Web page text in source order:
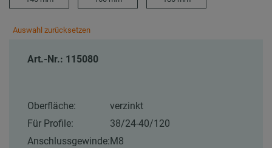
Auswahl zurücksetzen
Art.-Nr.: 115080
Oberfläche:
verzinkt
Für Profile:
38/24-40/120
Anschlussgewinde:M8